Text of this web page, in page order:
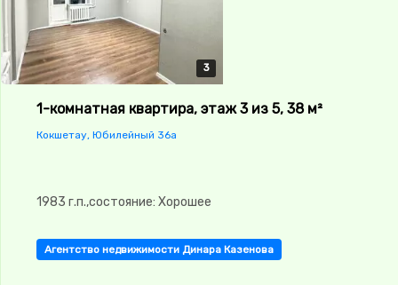
3
3
3
1-комнатная квартира, этаж 3 из 5, 38 м²
Кокшетау, Юбилейный 36а
1983 г.п.,состояние: Хорошее
Агентство недвижимости Динара Казенова